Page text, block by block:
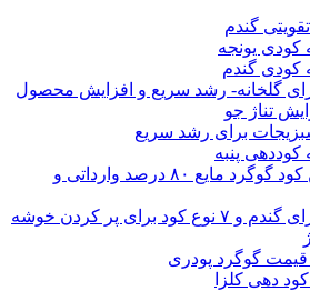
گندم
کودی یونجه
کودی گندم
گلخانه- رشد سریع و افزایش محصول
تناژ جو
برای رشد سریع
کوددهی پنبه
قیمت بهترین کود گوگرد مایع ۸۰ درصد وارداتی و
بهترین کود برای گندم و ۷ نوع کود برای پر کردن خوشه
گوگرد پودری
دهی کلزا